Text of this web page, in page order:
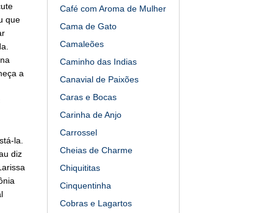
que
a
la.
diz
Café com Aroma de Mulher
Cama de Gato
Camaleões
Caminho das Indias
Canavial de Paixões
Caras e Bocas
Carinha de Anjo
Carrossel
Cheias de Charme
Chiquititas
Cinquentinha
Cobras e Lagartos